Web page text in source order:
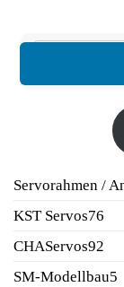
Servorahmen /
KST Servos76
CHAServos92
SM-Modellbau5